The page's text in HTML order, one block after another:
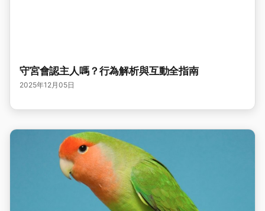
守宮會認主人嗎？行為解析與互動全指南
2025年12月05日